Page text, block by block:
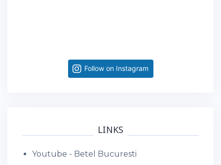
Follow on Instagram
LINKS
Youtube - Betel Bucuresti